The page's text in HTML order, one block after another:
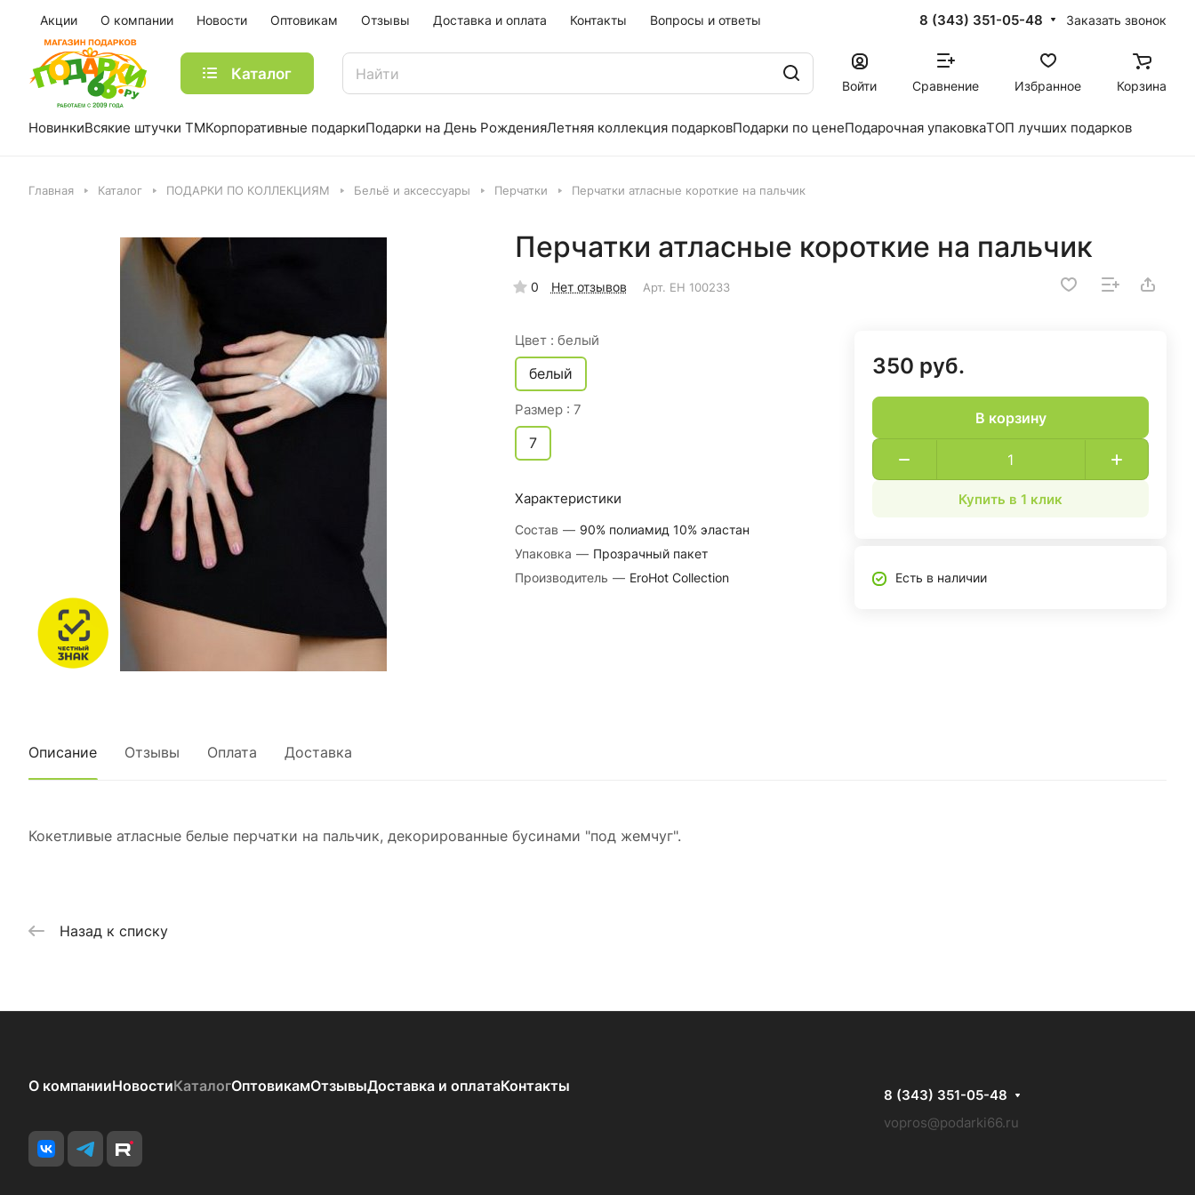
Акции О компании Новости Оптовикам Отзывы Доставка и оплата Контакты Вопросы и ответы 8 (343) 351-05-48 Заказать звонок
Каталог
Войти Сравнение Избранное Корзина
НовинкиВсякие штучки ТМКорпоративные подаркиПодарки на День РожденияЛетняя коллекция подарковПодарки по ценеПодарочная упаковкаТОП лучших подарков
Главная Каталог ПОДАРКИ ПО КОЛЛЕКЦИЯМ Бельё и аксессуары Перчатки Перчатки атласные короткие на пальчик
Перчатки атласные короткие на пальчик
0 Нет отзывов Арт. EH 100233
Цвет : белый
белый
Размер : 7
7
Характеристики
Состав — 90% полиамид 10% эластан
Упаковка — Прозрачный пакет
Производитель — EroHot Collection
350 руб.
В корзину
Купить в 1 клик
Есть в наличии
Описание Отзывы Оплата Доставка
Кокетливые атласные белые перчатки на пальчик, декорированные бусинами "под жемчуг".
Назад к списку
О компанииНовостиКаталогОптовикамОтзывыДоставка и оплатаКонтакты
8 (343) 351-05-48
vopros@podarki66.ru